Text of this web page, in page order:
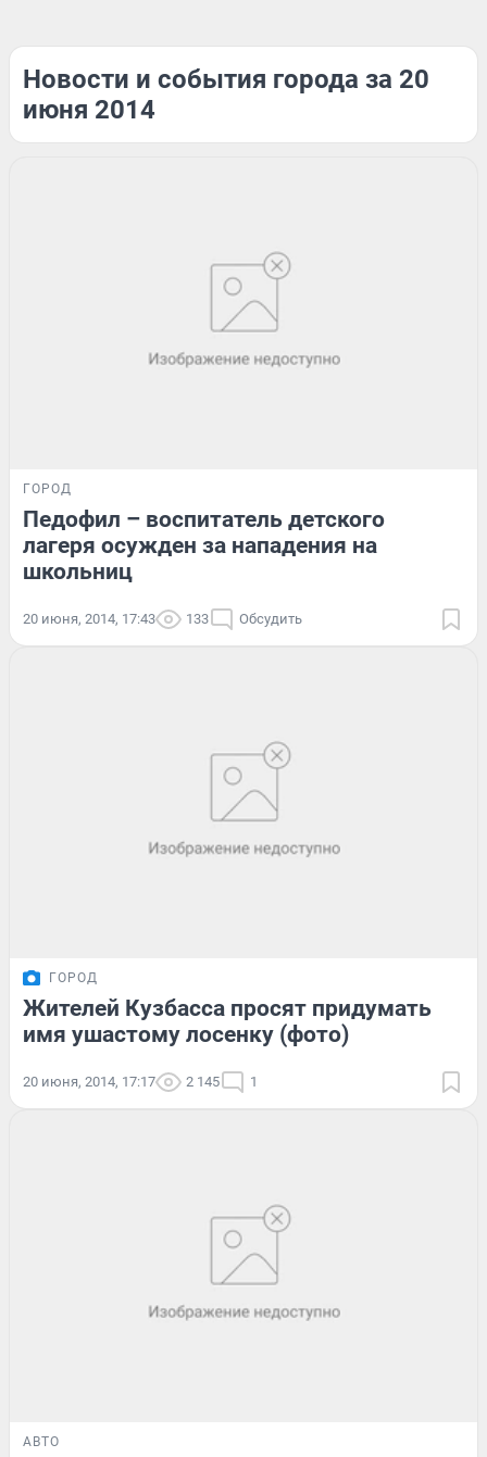
Новости и события города за 20
июня 2014
ГОРОД
Педофил – воспитатель детского
лагеря осужден за нападения на
школьниц
20 июня, 2014, 17:43 133 Обсудить
ГОРОД
Жителей Кузбасса просят придумать
имя ушастому лосенку (фото)
20 июня, 2014, 17:17 2 145 1
АВТО